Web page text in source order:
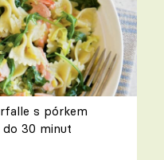
s pórkem
30 minut